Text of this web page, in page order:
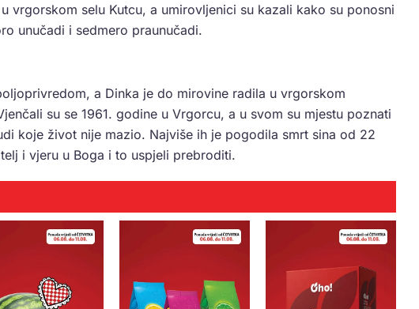
vrgorskom selu Kutcu, a umirovljenici su kazali kako su ponosni
unučadi i sedmero praunučadi.
a Dinka je do mirovine radila u vrgorskom
su se 1961. godine u Vrgorcu, a u svom su mjestu poznati
koje život nije mazio. Najviše ih je pogodila smrt sina od 22
i vjeru u Boga i to uspjeli prebroditi.